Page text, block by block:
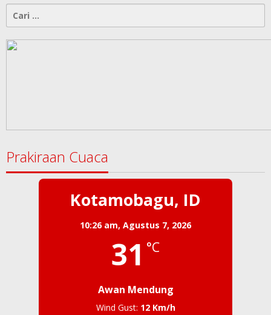
untuk:
Prakiraan Cuaca
Kotamobagu, ID
10:26 am, Agustus 7, 2026
31 °C
Awan Mendung
Wind Gust: 12 Km/h